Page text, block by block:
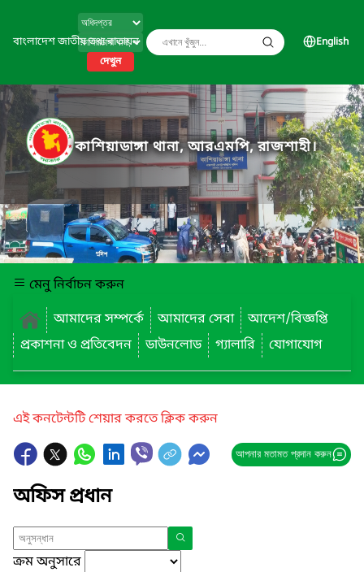
বাংলাদেশ জাতীয় তথ্য বাতায়ন
দেখুন
English
কাশিয়াডাঙ্গা থানা, আরএমপি, রাজশাহী।
মেনু নির্বাচন করুন
আমাদের সম্পর্কে
আমাদের সেবা
আদেশ/বিজ্ঞপ্তি
প্রকাশনা ও প্রতিবেদন
ডাউনলোড গ্যালারি যোগাযোগ
এই কনটেন্টটি শেয়ার করতে ক্লিক করুন
আপনার মতামত প্রদান করুন
অফিস প্রধান
ক্রম অনুসারে